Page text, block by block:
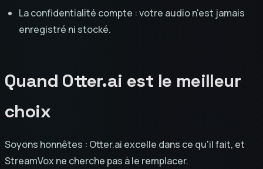
La confidentialité compte : votre audio n'est jamais
enregistré ni stocké.
Quand Otter.ai est le meilleur
choix
Soyons honnêtes : Otter.ai excelle dans ce qu'il fait, et
StreamVox ne cherche pas à le remplacer.